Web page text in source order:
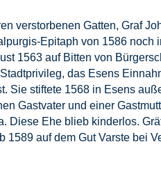
verstorbenen Gatten, Graf
Epitaph von 1586 noch
1563 auf Bitten von
das Esens
Sie stiftete 1568 in Esens
Gastvater und einer
Diese Ehe blieb kinderlos.
1589 auf dem Gut Varste bei